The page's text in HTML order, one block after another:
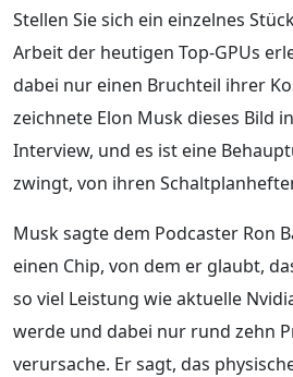
Stellen Sie sich ein einzelnes
Arbeit der heutigen Top-GPUs
dabei nur einen Bruchteil ihrer
zeichnete Elon Musk dieses Bild
Interview, und es ist eine
zwingt, von ihren
Musk sagte dem Podcaster Ron
einen Chip, von dem er glaubt,
so viel Leistung wie aktuelle
werde und dabei nur rund zehn
verursache. Er sagt, das